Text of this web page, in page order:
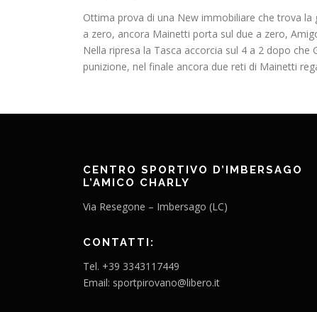
Ottima prova di una New immobiliare che trova
a zero, ancora Mainetti porta sul due a zero,
Nella ripresa la Tasca accorcia sul 4 a 2 dopo
punizione, nel finale ancora due reti di Mainetti
CENTRO SPORTIVO D’IMBERSAGO
L’AMICO CHARLY
Via Resegone – Imbersago (LC)
CONTATTI:
Tel. +39 3343117449
Email: sportpirovano@libero.it